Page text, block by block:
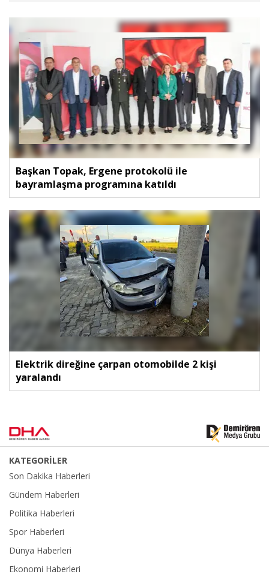
Başkan Topak, Ergene protokolü ile
bayramlaşma programına katıldı
Elektrik direğine çarpan otomobilde 2 kişi
yaralandı
KATEGORİLER
Son Dakika Haberleri
Gündem Haberleri
Politika Haberleri
Spor Haberleri
Dünya Haberleri
Ekonomi Haberleri